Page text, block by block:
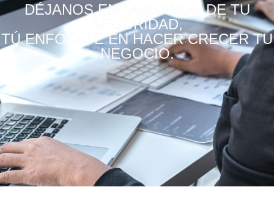
DÉJANOS ENCÁRGANOS DE TU
SEGURIDAD,
TÚ ENFÓCATE EN HACER CRECER TU
NEGOCIO.